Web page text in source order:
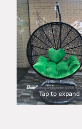
Tap to expand